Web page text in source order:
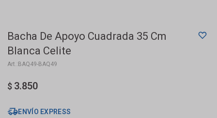
Bacha De Apoyo Cuadrada 35 Cm
Blanca Celite
BAQ49-BAQ49
$ 3.850
ENVÍO EXPRESS